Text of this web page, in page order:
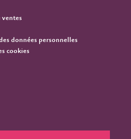
ventes
données personnelles
cookies